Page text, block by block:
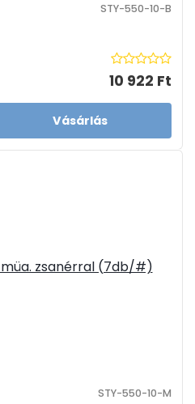
STY-550-10-B
10 922 Ft
STY-550-10-M